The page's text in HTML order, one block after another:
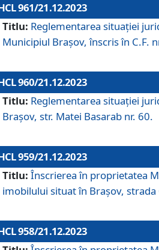
961/21.12.2023
Titlu: Reglementarea situației
Municipiul Brașov, înscris în C.F.
960/21.12.2023
Titlu: Reglementarea situației
Brașov, str. Matei Basarab nr. 60.
959/21.12.2023
Titlu: Înscrierea în proprietatea
imobilului situat în Brașov,
958/21.12.2023